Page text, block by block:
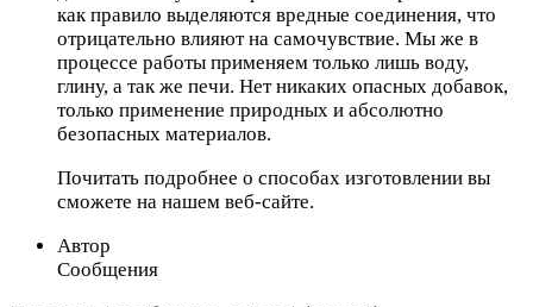
как правило выделяются вредные соединения, что
отрицательно влияют на самочувствие. Мы же в
процессе работы применяем только лишь воду,
глину, а так же печи. Нет никаких опасных добавок,
только применение природных и абсолютно
безопасных материалов.
Почитать подробнее о способах изготовлении вы
сможете на нашем веб-сайте.
Автор
Сообщения